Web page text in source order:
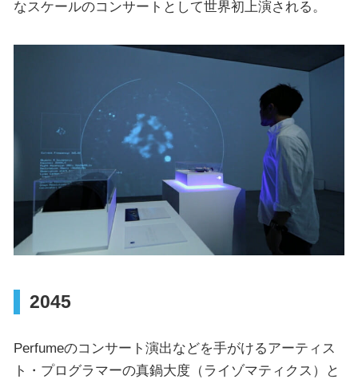
なスケールのコンサートとして世界初上演される。
2045
Perfumeのコンサート演出などを手がけるアーティス
ト・プログラマーの真鍋大度（ライゾマティクス）と